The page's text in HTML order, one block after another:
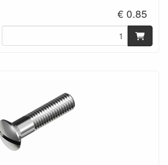
€ 0.85